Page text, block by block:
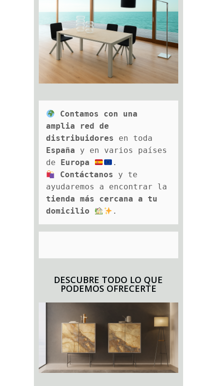
Contamos con una
amplia red de
distribuidores
España y en varios países
de Europa
.
Contáctanos y te
tienda más cercana a tu
domicilio
.
DESCUBRE TODO LO QUE
PODEMOS OFRECERTE